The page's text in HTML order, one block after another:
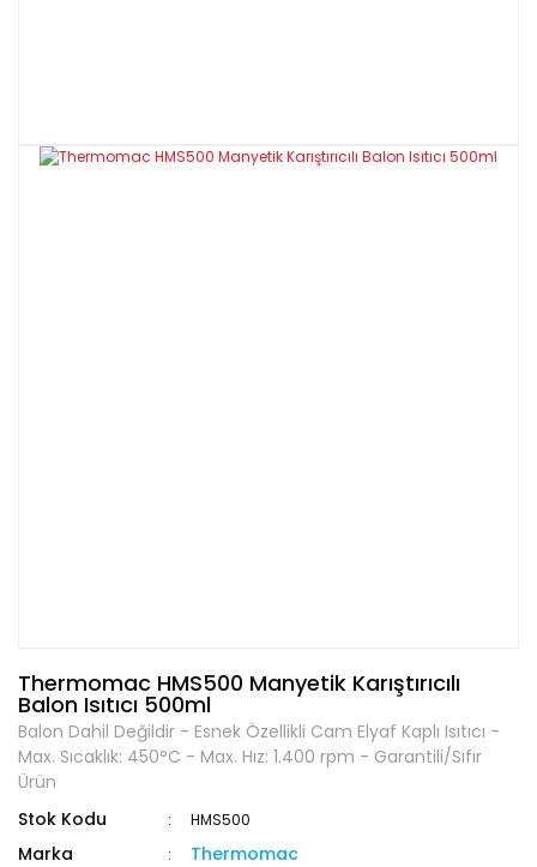
Thermomac HMS500 Manyetik Karıştırıcılı
Balon Isıtıcı 500ml
Balon Dahil Değildir - Esnek Özellikli Cam Elyaf Kaplı Isıtıcı -
Max. Sıcaklık: 450°C - Max. Hız: 1.400 rpm - Garantili/Sıfır
Ürün
Stok Kodu
HMS500
Marka Thermomac